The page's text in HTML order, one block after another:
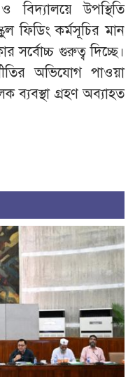
বিদ্যালয়ে উপস্থিতি
ফিডিং কর্মসূচির মান
সর্বোচ্চ গুরুত্ব দিচ্ছে।
অভিযোগ পাওয়া
ব্যবস্থা গ্রহণ অব্যাহত